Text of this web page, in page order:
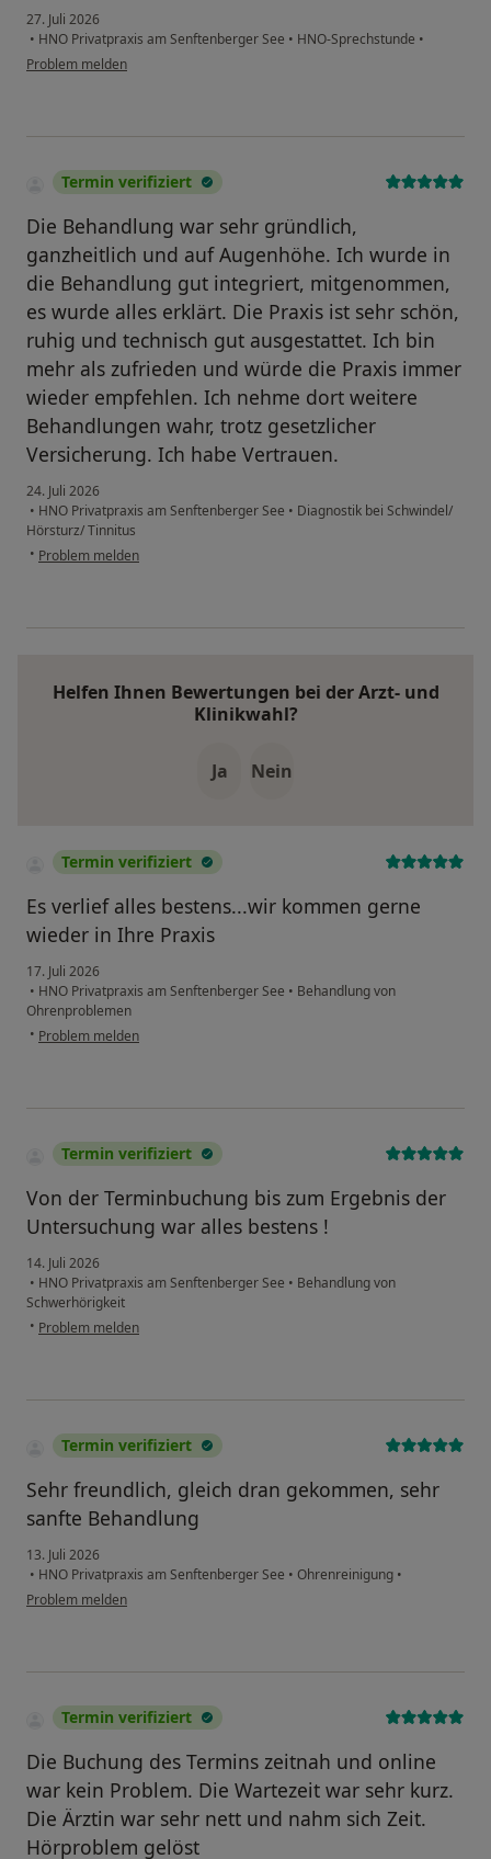
27. Juli 2026
• HNO Privatpraxis am Senftenberger See • HNO-Sprechstunde •
Problem melden
Termin verifiziert
Die Behandlung war sehr gründlich,
ganzheitlich und auf Augenhöhe. Ich wurde in
die Behandlung gut integriert, mitgenommen,
es wurde alles erklärt. Die Praxis ist sehr schön,
ruhig und technisch gut ausgestattet. Ich bin
mehr als zufrieden und würde die Praxis immer
wieder empfehlen. Ich nehme dort weitere
Behandlungen wahr, trotz gesetzlicher
Versicherung. Ich habe Vertrauen.
24. Juli 2026
• HNO Privatpraxis am Senftenberger See • Diagnostik bei Schwindel/
Hörsturz/ Tinnitus
• Problem melden
Helfen Ihnen Bewertungen bei der Arzt- und
Klinikwahl?
Ja Nein
Termin verifiziert
Es verlief alles bestens...wir kommen gerne
wieder in Ihre Praxis
17. Juli 2026
• HNO Privatpraxis am Senftenberger See • Behandlung von
Ohrenproblemen
• Problem melden
Termin verifiziert
Von der Terminbuchung bis zum Ergebnis der
Untersuchung war alles bestens !
14. Juli 2026
• HNO Privatpraxis am Senftenberger See • Behandlung von
Schwerhörigkeit
• Problem melden
Termin verifiziert
Sehr freundlich, gleich dran gekommen, sehr
sanfte Behandlung
13. Juli 2026
• HNO Privatpraxis am Senftenberger See • Ohrenreinigung •
Problem melden
Termin verifiziert
Die Buchung des Termins zeitnah und online
war kein Problem. Die Wartezeit war sehr kurz.
Die Ärztin war sehr nett und nahm sich Zeit.
Hörproblem gelöst